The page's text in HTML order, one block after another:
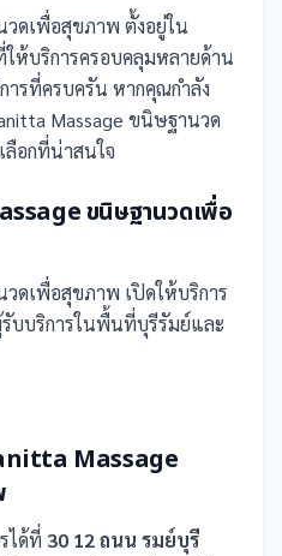
วดเพื่อสุขภาพ ตั้งอยู่ใน
ให้บริการครอบคลุมหลายด้าน
ารที่ครบครัน หากคุณกำลัง
Massage ขนิษฐานวด
อกที่น่าสนใจ
ขนิษฐานวดเพื่อ
วดเพื่อสุขภาพ เปิดให้บริการ
บบริการในพื้นที่บุรีรัมย์และ
Massage
ได้ที่ 30 12 ถนน รมย์บุรี